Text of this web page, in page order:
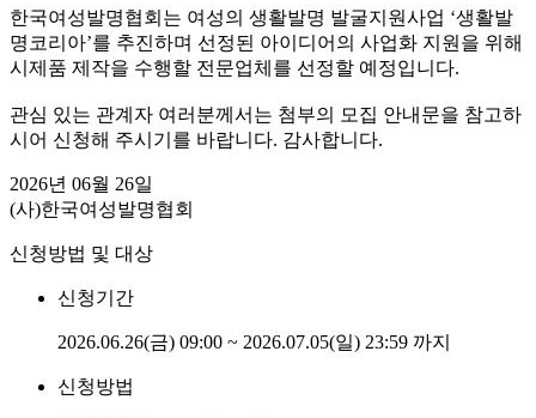
한국여성발명협회는 여성의 생활발명 발굴지원사업 ‘생활발
명코리아’를 추진하며 선정된 아이디어의 사업화 지원을 위해
시제품 제작을 수행할 전문업체를 선정할 예정입니다.
관심 있는 관계자 여러분께서는 첨부의 모집 안내문을 참고하
시어 신청해 주시기를 바랍니다. 감사합니다.
2026년 06월 26일
(사)한국여성발명협회
신청방법 및 대상
신청기간
2026.06.26(금) 09:00 ~ 2026.07.05(일) 23:59 까지
신청방법